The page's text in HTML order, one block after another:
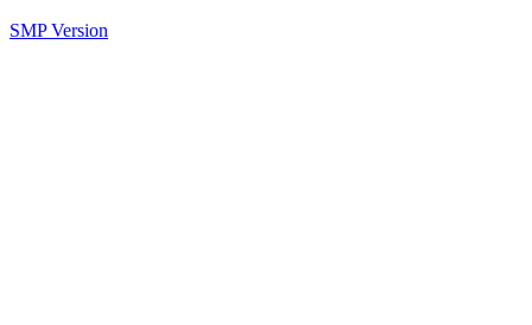
SMP Version